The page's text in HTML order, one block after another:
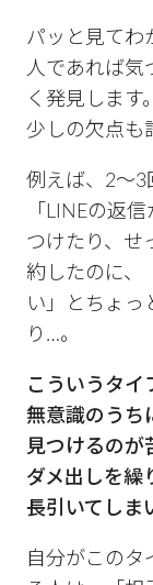
パッと見てわ
人であれば気
く発見します
少しの欠点も
例えば、2〜3
「LINEの返
つけたり、せ
約したのに、
い」とちょっ
り…。
こういうタイ
無意識のうち
見つけるのが
ダメ出しを繰
長引いてしま
自分がこの